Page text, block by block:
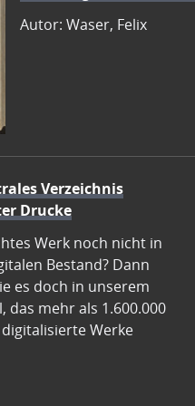
Autor: Waser, Felix
Verzeichnis
Drucke
Werk noch nicht in
Bestand? Dann
es doch in unserem
das mehr als 1.600.000
Werke